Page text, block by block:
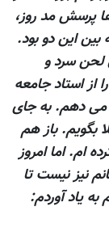
پرسش مد روز،
بین این دو بود.
لحن سرد و
استاد جامعه
می دهم. به جای
بگویم. باز هم
ام. اما امروز
نیز نیست تا
یاد آوردم: